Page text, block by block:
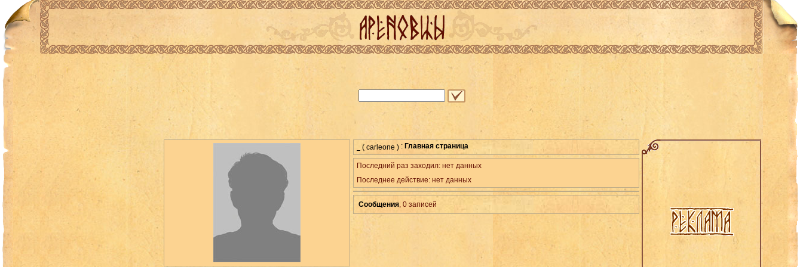
( carleone ) : Главная страница
Последний раз заходил: нет данных
Последнее действие: нет данных
Сообщения, 0 записей